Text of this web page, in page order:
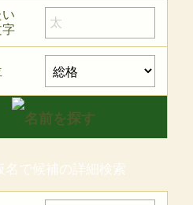
名で候補の詳細検索